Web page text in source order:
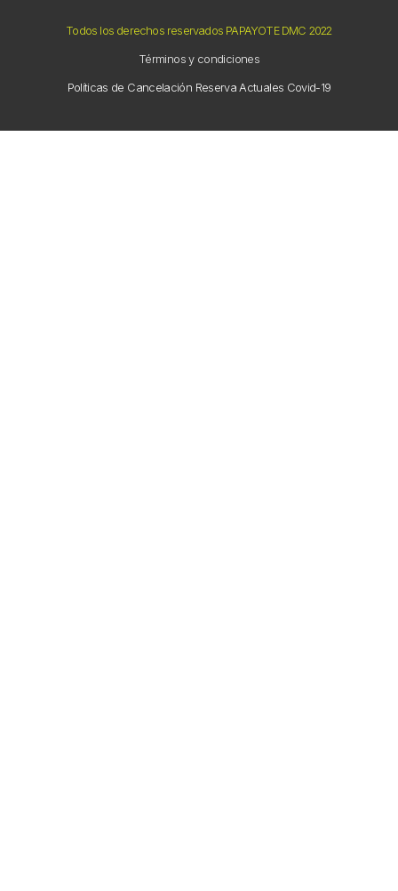
Todos los derechos reservados PAPAYOTE DMC 2022
Términos y condiciones
Políticas de Cancelación Reserva Actuales Covid-19